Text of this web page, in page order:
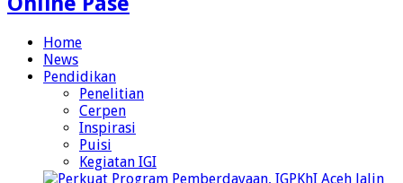
Home
News
Pendidikan
Penelitian
Cerpen
Inspirasi
Puisi
Kegiatan IGI